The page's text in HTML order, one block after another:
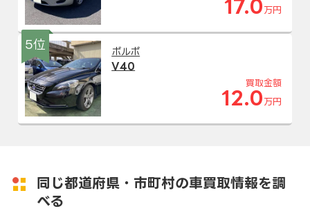
17.0 万円
5位
ボルボ
V40
買取金額
12.0 万円
同じ都道府県・市町村の車買取情報を調
べる